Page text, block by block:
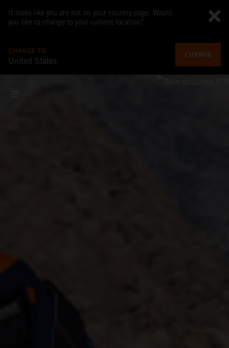
It looks like you are not on your country page. Would
you like to change to your current location?
CHANGE TO
United States
CHANGE